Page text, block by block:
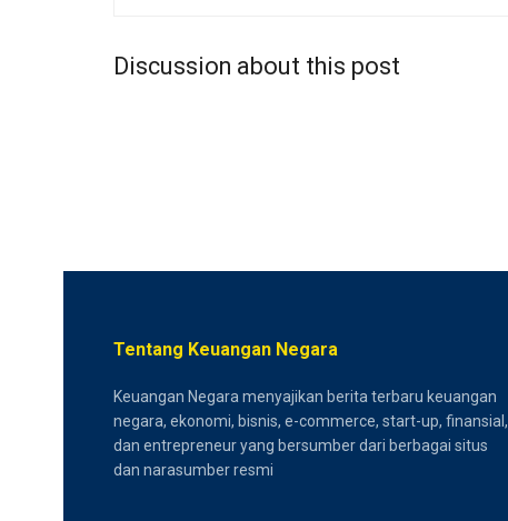
Discussion about this post
Tentang Keuangan Negara
Keuangan Negara menyajikan berita terbaru keuangan
negara, ekonomi, bisnis, e-commerce, start-up, finansial,
dan entrepreneur yang bersumber dari berbagai situs
dan narasumber resmi